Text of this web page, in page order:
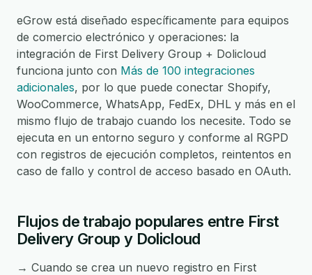
eGrow está diseñado específicamente para equipos
de comercio electrónico y operaciones: la
integración de First Delivery Group + Dolicloud
funciona junto con Más de 100 integraciones
adicionales, por lo que puede conectar Shopify,
WooCommerce, WhatsApp, FedEx, DHL y más en el
mismo flujo de trabajo cuando los necesite. Todo se
ejecuta en un entorno seguro y conforme al RGPD
con registros de ejecución completos, reintentos en
caso de fallo y control de acceso basado en OAuth.
Flujos de trabajo populares entre First
Delivery Group y Dolicloud
→ Cuando se crea un nuevo registro en First